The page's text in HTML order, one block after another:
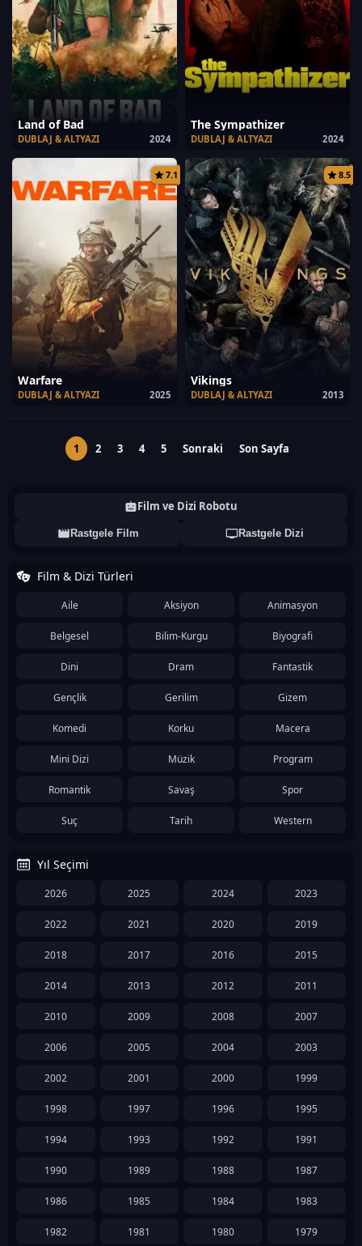
Land of Bad
2024
DUBLAJ & ALTYAZI
The Sympathizer
2024
DUBLAJ & ALTYAZI
7.1
Warfare
2025
DUBLAJ & ALTYAZI
8.5
Vikings
2013
DUBLAJ & ALTYAZI
1 2 3 4 5 Sonraki Son Sayfa
Film ve Dizi Robotu
Rastgele Film Rastgele Dizi
Film & Dizi Türleri
Aile Aksiyon Animasyon
Belgesel Bilim-Kurgu Biyografi
Dini Dram Fantastik
Gençlik Gerilim Gizem
Komedi Korku Macera
Mini Dizi Müzik Program
Romantik Savaş Spor
Suç Tarih Western
Yıl Seçimi
2026 2025 2024 2023
2022 2021 2020 2019
2018 2017 2016 2015
2014 2013 2012 2011
2010 2009 2008 2007
2006 2005 2004 2003
2002 2001 2000 1999
1998 1997 1996 1995
1994 1993 1992 1991
1990 1989 1988 1987
1986 1985 1984 1983
1982 1981 1980 1979